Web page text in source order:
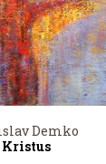
Demko
Kristus